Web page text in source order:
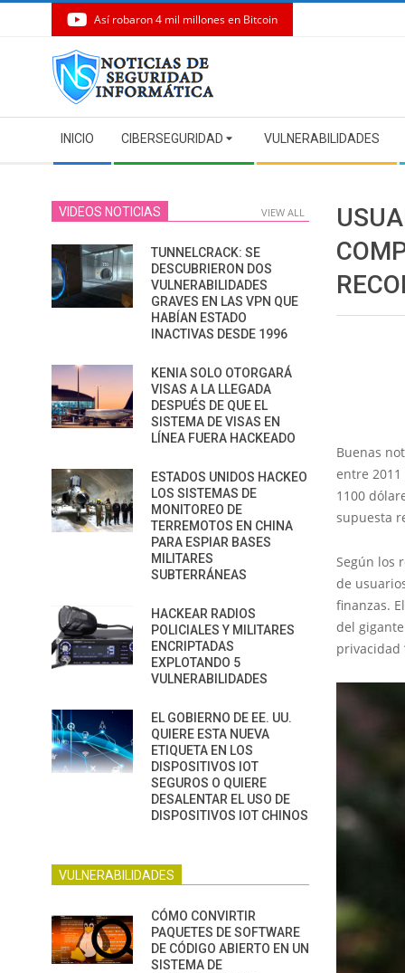
Así robaron 4 mil millones en Bitcoin
Navigation
Menu
INICIO CIBERSEGURIDAD VULNERABILIDADES
Buenas
entre
1100
supuesta
Según los
de
finanzas.
del
privacidad
VIDEOS NOTICIAS VIEW ALL
TUNNELCRACK: SE
DESCUBRIERON DOS
VULNERABILIDADES
GRAVES EN LAS VPN QUE
HABÍAN ESTADO
INACTIVAS DESDE 1996
KENIA SOLO OTORGARÁ
VISAS A LA LLEGADA
DESPUÉS DE QUE EL
SISTEMA DE VISAS EN
LÍNEA FUERA HACKEADO
ESTADOS UNIDOS HACKEO
LOS SISTEMAS DE
MONITOREO DE
TERREMOTOS EN CHINA
PARA ESPIAR BASES
MILITARES
SUBTERRÁNEAS
HACKEAR RADIOS
POLICIALES Y MILITARES
ENCRIPTADAS
EXPLOTANDO 5
VULNERABILIDADES
EL GOBIERNO DE EE. UU.
QUIERE ESTA NUEVA
ETIQUETA EN LOS
DISPOSITIVOS IOT
SEGUROS O QUIERE
DESALENTAR EL USO DE
DISPOSITIVOS IOT CHINOS
VULNERABILIDADES
CÓMO CONVIRTIR
PAQUETES DE SOFTWARE
DE CÓDIGO ABIERTO EN UN
SISTEMA DE